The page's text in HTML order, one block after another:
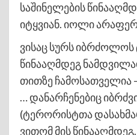
საშინელების
იტყვიან. იოლი
ვისაც სურს
წინააღმდეგ
თითზე ჩამოსათველია
… დანარჩენებიც
(ტერორისტთა
ვითომ მის